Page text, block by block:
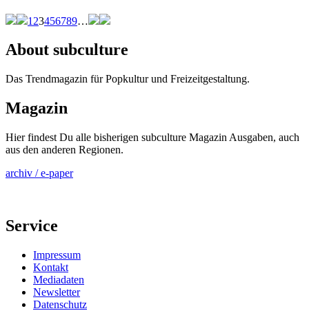
1 23456789…
About subculture
Das Trendmagazin für Popkultur und Freizeitgestaltung.
Magazin
Hier findest Du alle bisherigen subculture Magazin Ausgaben, auch
aus den anderen Regionen.
archiv / e-paper
Service
Impressum
Kontakt
Mediadaten
Newsletter
Datenschutz